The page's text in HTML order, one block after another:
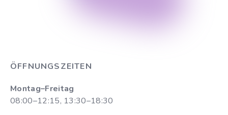
ÖFFNUNGSZEITEN
Montag–Freitag
08:00–12:15, 13:30–18:30